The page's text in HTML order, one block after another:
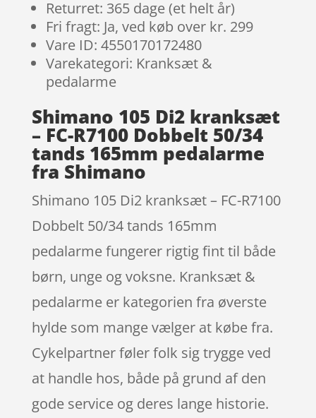
Returret: 365 dage (et helt år)
Fri fragt: Ja, ved køb over kr. 299
Vare ID: 4550170172480
Varekategori: Kranksæt &
pedalarme
Shimano 105 Di2 kranksæt
– FC-R7100 Dobbelt 50/34
tands 165mm pedalarme
fra Shimano
Shimano 105 Di2 kranksæt – FC-R7100
Dobbelt 50/34 tands 165mm
pedalarme fungerer rigtig fint til både
børn, unge og voksne. Kranksæt &
pedalarme er kategorien fra øverste
hylde som mange vælger at købe fra.
Cykelpartner føler folk sig trygge ved
at handle hos, både på grund af den
gode service og deres lange historie.